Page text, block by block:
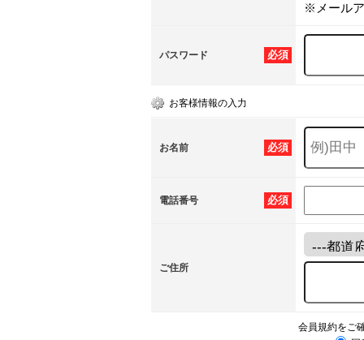
※メール
必須
パスワード
お客様情報の入力
必須
お名前
必須
電話番号
ご住所
会員規約をご